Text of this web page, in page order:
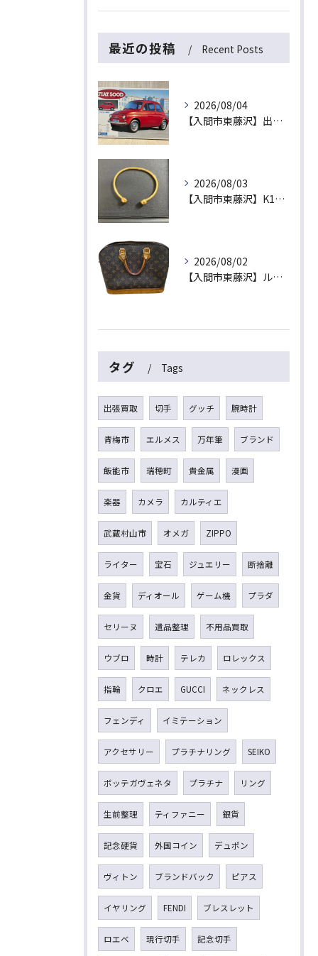
最近の投稿 Recent Posts
2026/08/04
【入間市東藤沢】出張買取にて絶版プラモデル「フィアット500D」をお買取！暑い夏は涼しいご自宅で「無料出張買取」をご利用ください
2026/08/03
【入間市東藤沢】K18（18金）磁気ブレスレットをお買取！金相場高騰中の今、健康ジュエリーや古い金製品も高価買取いたします
2026/08/02
【入間市東藤沢】ルイ・ヴィトン「モノグラム アルマ」をお買取！古いバッグ・ヌメ革のシミや黒ずみがあるヴィトンも高価買取いたします
タグ Tags
出張買取 切手 グッチ 腕時計
青梅市 エルメス 万年筆 ブランド
飯能市 瑞穂町 貴金属 漫画
楽器 カメラ カルティエ
武蔵村山市 オメガ ZIPPO
ライター 宝石 ジュエリー 断捨離
金貨 ディオール ゲーム機 プラダ
セリーヌ 遺品整理 不用品買取
ウブロ 時計 テレカ ロレックス
指輪 クロエ GUCCI ネックレス
フェンディ イミテーション
アクセサリー プラチナリング SEIKO
ボッテガヴェネタ プラチナ リング
生前整理 ティファニー 銀貨
記念硬貨 外国コイン デュポン
ヴィトン ブランドバック ピアス
イヤリング FENDI ブレスレット
ロエベ 現行切手 記念切手